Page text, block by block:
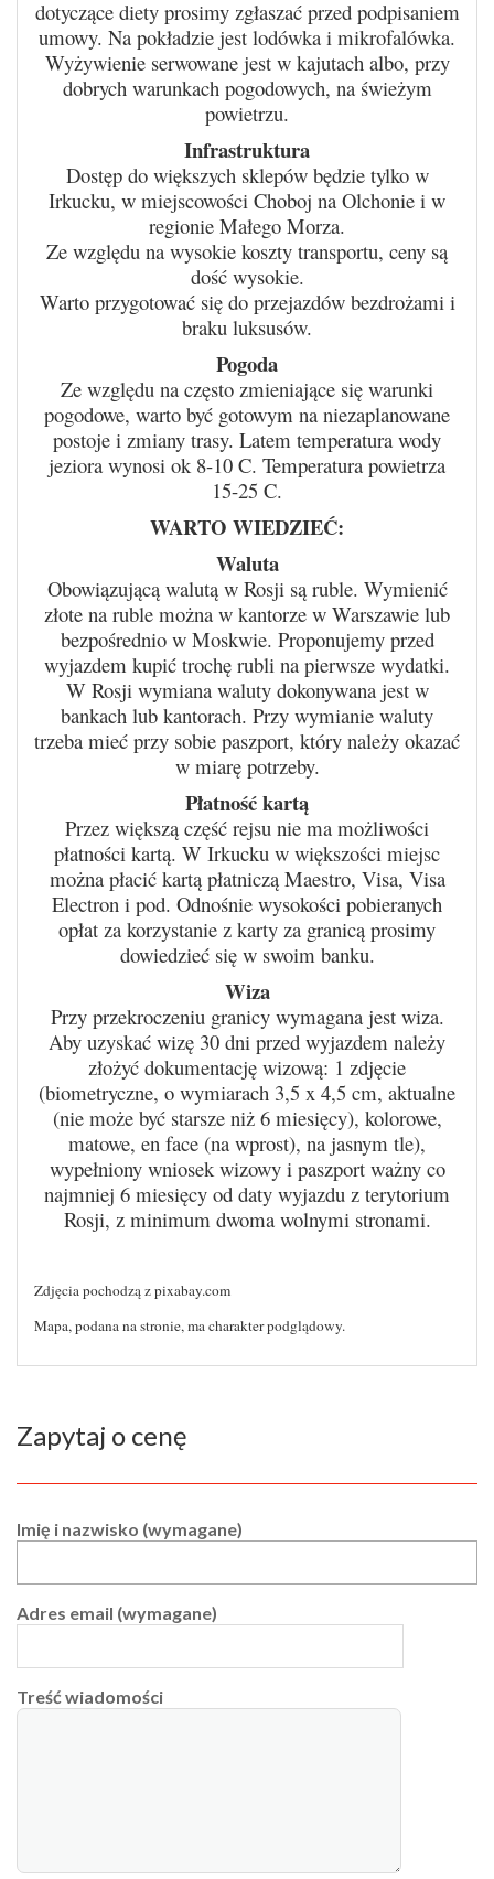
dotyczące diety prosimy zgłaszać przed podpisaniem
umowy. Na pokładzie jest lodówka i mikrofalówka.
Wyżywienie serwowane jest w kajutach albo, przy
dobrych warunkach pogodowych, na świeżym
powietrzu.
Infrastruktura
Dostęp do większych sklepów będzie tylko w
Irkucku, w miejscowości Choboj na Olchonie i w
regionie Małego Morza.
Ze względu na wysokie koszty transportu, ceny są
dość wysokie.
Warto przygotować się do przejazdów bezdrożami i
braku luksusów.
Pogoda
Ze względu na często zmieniające się warunki
pogodowe, warto być gotowym na niezaplanowane
postoje i zmiany trasy. Latem temperatura wody
jeziora wynosi ok 8-10 C. Temperatura powietrza
15-25 C.
WARTO WIEDZIEĆ:
Waluta
Obowiązującą walutą w Rosji są ruble. Wymienić
złote na ruble można w kantorze w Warszawie lub
bezpośrednio w Moskwie. Proponujemy przed
wyjazdem kupić trochę rubli na pierwsze wydatki.
W Rosji wymiana waluty dokonywana jest w
bankach lub kantorach. Przy wymianie waluty
trzeba mieć przy sobie paszport, który należy okazać
w miarę potrzeby.
Płatność kartą
Przez większą część rejsu nie ma możliwości
płatności kartą. W Irkucku w większości miejsc
można płacić kartą płatniczą Maestro, Visa, Visa
Electron i pod. Odnośnie wysokości pobieranych
opłat za korzystanie z karty za granicą prosimy
dowiedzieć się w swoim banku.
Wiza
Przy przekroczeniu granicy wymagana jest wiza.
Aby uzyskać wizę 30 dni przed wyjazdem należy
złożyć dokumentację wizową: 1 zdjęcie
(biometryczne, o wymiarach 3,5 x 4,5 cm, aktualne
(nie może być starsze niż 6 miesięcy), kolorowe,
matowe, en face (na wprost), na jasnym tle),
wypełniony wniosek wizowy i paszport ważny co
najmniej 6 miesięcy od daty wyjazdu z terytorium
Rosji, z minimum dwoma wolnymi stronami.
Zdjęcia pochodzą z pixabay.com
Mapa, podana na stronie, ma charakter podglądowy.
Zapytaj o cenę
Imię i nazwisko (wymagane)
Adres email (wymagane)
Treść wiadomości